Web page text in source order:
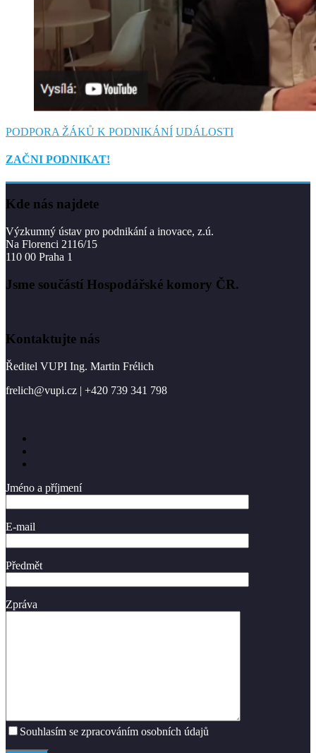
PODPORA ŽÁKŮ K PODNIKÁNÍ UDÁLOSTI
ZAČNI PODNIKAT!
Kde nás najdete
Výzkumný ústav pro podnikání a inovace, z.ú.
Na Florenci 2116/15
110 00 Praha 1
Jsme součástí Hospodářské komory ČR.
Kontaktujte nás
Ředitel VUPI Ing. Martin Frélich
frelich@vupi.cz | +420 739 341 798
Jméno a příjmení
E-mail
Předmět
Zpráva
Souhlasím se zpracováním osobních údajů